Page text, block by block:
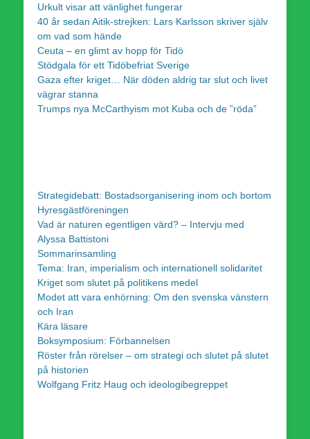
Urkult visar att vänlighet fungerar
40 år sedan Aitik-strejken: Lars Karlsson skriver själv
om vad som hände
Ceuta – en glimt av hopp för Tidö
Stödgala för ett Tidöbefriat Sverige
Gaza efter kriget… När döden aldrig tar slut och livet
vägrar stanna
Trumps nya McCarthyism mot Kuba och de ”röda”
Strategidebatt: Bostadsorganisering inom och bortom
Hyresgästföreningen
Vad är naturen egentligen värd? – Intervju med
Alyssa Battistoni
Sommarinsamling
Tema: Iran, imperialism och internationell solidaritet
Kriget som slutet på politikens medel
Modet att vara enhörning: Om den svenska vänstern
och Iran
Kära läsare
Boksymposium: Förbannelsen
Röster från rörelser – om strategi och slutet på slutet
på historien
Wolfgang Fritz Haug och ideologibegreppet